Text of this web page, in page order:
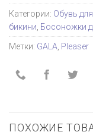
Категории: Обувь
бикини Босоножки
Метки: GALA Pleaser
ПОХОЖИЕ